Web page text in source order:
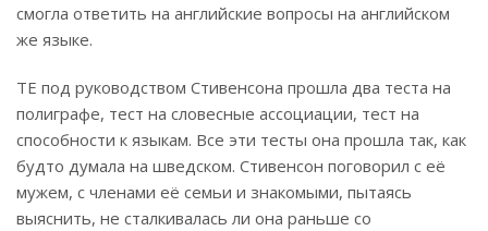
смогла ответить на английские вопросы на английском
же языке.
ТЕ под руководством Стивенсона прошла два теста на
полиграфе, тест на словесные ассоциации, тест на
способности к языкам. Все эти тесты она прошла так, как
будто думала на шведском. Стивенсон поговорил с её
мужем, с членами её семьи и знакомыми, пытаясь
выяснить, не сталкивалась ли она раньше со